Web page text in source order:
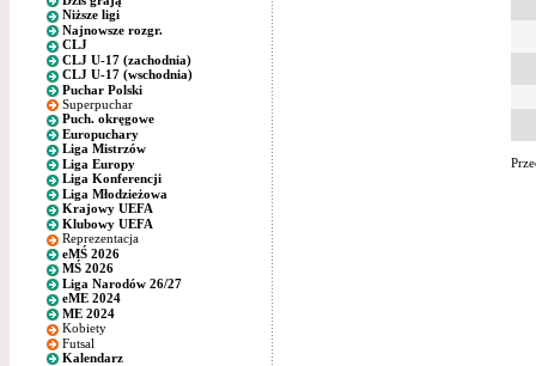
Niższe ligi
Najnowsze rozgr.
CLJ
CLJ U-17 (zachodnia)
CLJ U-17 (wschodnia)
Puchar Polski
Superpuchar
Puch. okręgowe
Europuchary
Liga Mistrzów
Liga Europy
Liga Konferencji
Liga Młodzieżowa
Krajowy UEFA
Klubowy UEFA
Reprezentacja
eMŚ 2026
MŚ 2026
Liga Narodów 26/27
eME 2024
ME 2024
Kobiety
Futsal
Kalendarz